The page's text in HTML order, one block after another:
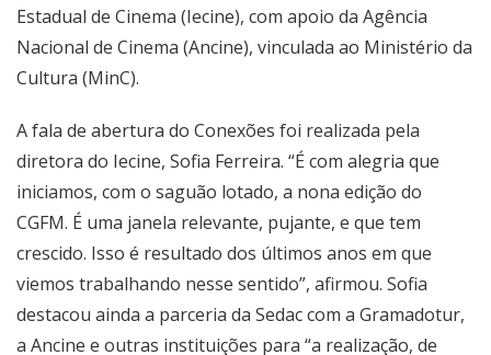
Estadual de Cinema (Iecine), com apoio da Agência
Nacional de Cinema (Ancine), vinculada ao Ministério da
Cultura (MinC).
A fala de abertura do Conexões foi realizada pela
diretora do Iecine, Sofia Ferreira. “É com alegria que
iniciamos, com o saguão lotado, a nona edição do
CGFM. É uma janela relevante, pujante, e que tem
crescido. Isso é resultado dos últimos anos em que
viemos trabalhando nesse sentido”, afirmou. Sofia
destacou ainda a parceria da Sedac com a Gramadotur,
a Ancine e outras instituições para “a realização, de